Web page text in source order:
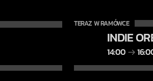
TERAZ W RAMÓWCE
INDIE
14:00